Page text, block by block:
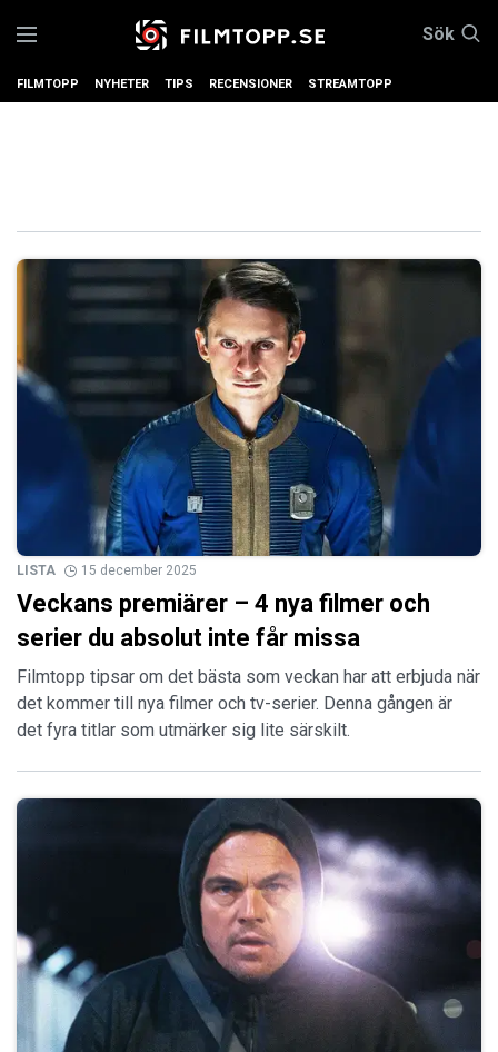
Sök
FILMTOPP NYHETER TIPS RECENSIONER STREAMTOPP
LISTA 15 december 2025
Veckans premiärer – 4 nya filmer och
serier du absolut inte får missa
Filmtopp tipsar om det bästa som veckan har att erbjuda när
det kommer till nya filmer och tv-serier. Denna gången är
det fyra titlar som utmärker sig lite särskilt.